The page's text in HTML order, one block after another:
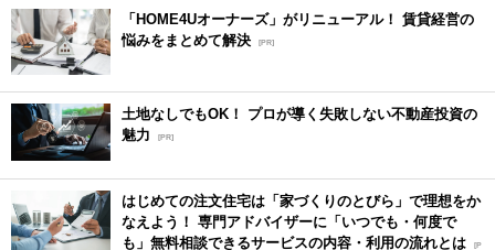
「HOME4Uオーナーズ」がリニューアル！ 賃貸経営の
悩みをまとめて解決 [PR]
土地なしでもOK！ プロが導く失敗しない不動産投資の
魅力
[PR]
はじめての注文住宅は「家づくりのとびら」で理想をか
なえよう！ 専門アドバイザーに「いつでも・何度で
も」無料相談できるサービスの内容・利用の流れとは [P